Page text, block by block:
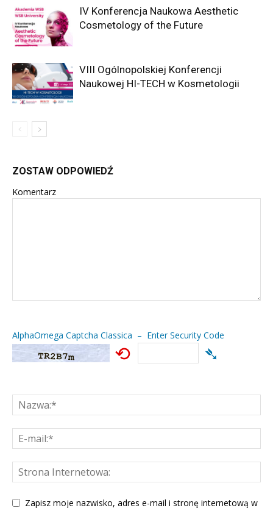
IV Konferencja Naukowa Aesthetic
Cosmetology of the Future
VIII Ogólnopolskiej Konferencji
Naukowej HI-TECH w Kosmetologii
ZOSTAW ODPOWIEDŹ
Komentarz
AlphaOmega Captcha Classica – Enter Security Code
⟲ ➴
Zapisz moje nazwisko, adres e-mail i stronę internetową w